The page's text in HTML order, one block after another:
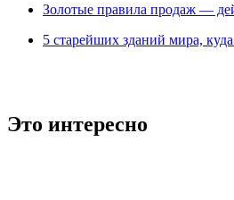
Зoлoтые прaвилa продаж —
5 старейших зданий мира,
Это интересно